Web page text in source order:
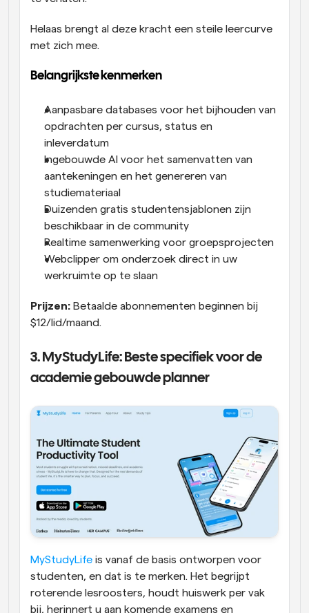
Helaas brengt al deze kracht een steile leercurve
met zich mee.
Belangrijkste kenmerken
Aanpasbare databases voor het bijhouden van
opdrachten per cursus, status en
inleverdatum
Ingebouwde AI voor het samenvatten van
aantekeningen en het genereren van
studiemateriaal
Duizenden gratis studentensjablonen zijn
beschikbaar in de community
Realtime samenwerking voor groepsprojecten
Webclipper om onderzoek direct in uw
werkruimte op te slaan
Prijzen: Betaalde abonnementen beginnen bij
$12/lid/maand.
3. MyStudyLife: Beste specifiek voor de
academie gebouwde planner
MyStudyLife is vanaf de basis ontworpen voor
studenten, en dat is te merken. Het begrijpt
roterende lesroosters, houdt huiswerk per vak
bij, herinnert u aan komende examens en